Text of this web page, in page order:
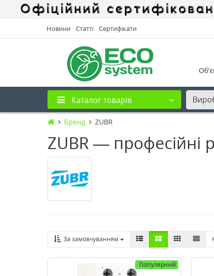
Новини Статті Сертифікати
Каталог товарів
Бренд ZUBR
ZUBR — професійні
За замовчуванням
Популярний